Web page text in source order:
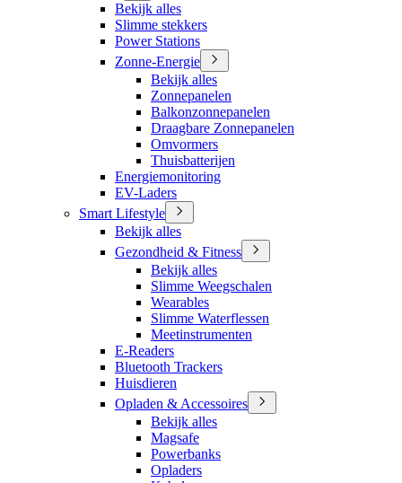
Bekijk alles
Slimme stekkers
Power Stations
Zonne-Energie
Bekijk alles
Zonnepanelen
Balkonzonnepanelen
Draagbare Zonnepanelen
Omvormers
Thuisbatterijen
Energiemonitoring
EV-Laders
Smart Lifestyle
Bekijk alles
Gezondheid & Fitness
Bekijk alles
Slimme Weegschalen
Wearables
Slimme Waterflessen
Meetinstrumenten
E-Readers
Bluetooth Trackers
Huisdieren
Opladen & Accessoires
Bekijk alles
Magsafe
Powerbanks
Opladers